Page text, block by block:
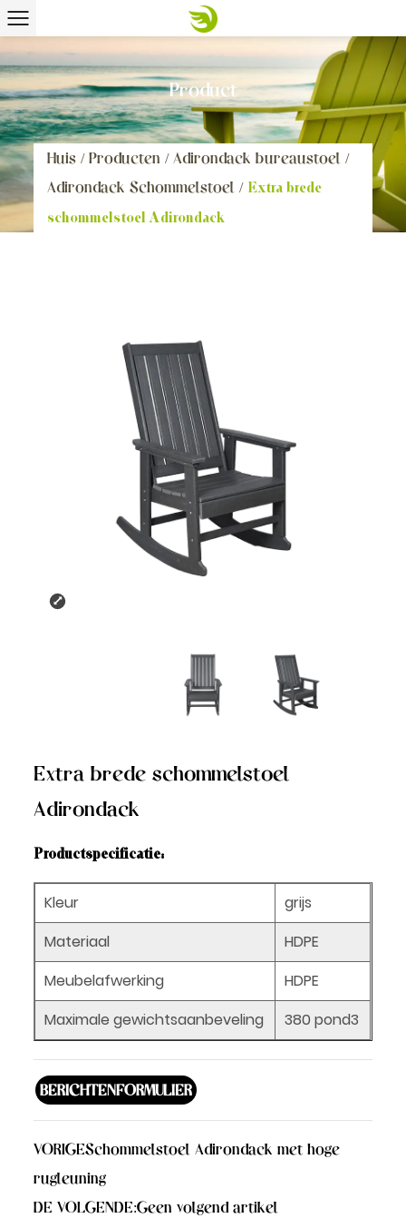
Product
Huis /Producten / Adirondack bureaustoel /
Adirondack Schommelstoel / Extra brede
schommelstoel Adirondack
Extra brede schommelstoel
Adirondack
Productspecificatie:
Kleur
grijs
Materiaal
HDPE
Meubelafwerking
HDPE
Maximale gewichtsaanbeveling
380 pond3
BERICHTENFORMULIER
VORIGESchommelstoel Adirondack met hoge
rugleuning
DE VOLGENDE:Geen volgend artikel